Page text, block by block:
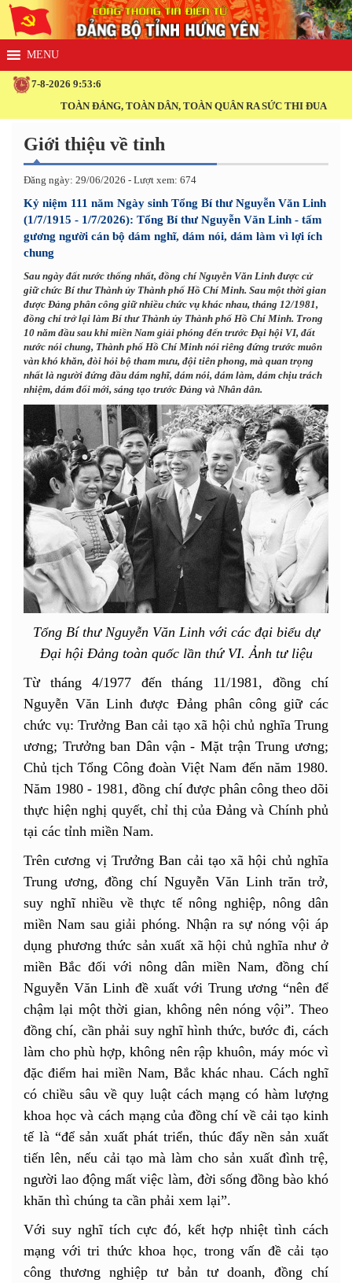
7-8-2026 9:53:7
TOÀN ĐẢNG, TOÀN DÂN, TOÀN QUÂN RA SỨC THI ĐUA THỰC
Giới thiệu về tỉnh
Đăng ngày: 29/06/2026 - Lượt xem: 674
Kỷ niệm 111 năm Ngày sinh Tổng Bí thư Nguyễn Văn Linh
(1/7/1915 - 1/7/2026): Tổng Bí thư Nguyễn Văn Linh - tấm
gương người cán bộ dám nghĩ, dám nói, dám làm vì lợi ích
chung
Sau ngày đất nước thống nhất, đồng chí Nguyễn Văn Linh được cử
giữ chức Bí thư Thành ủy Thành phố Hồ Chí Minh. Sau một thời gian
được Đảng phân công giữ nhiều chức vụ khác nhau, tháng 12/1981,
đồng chí trở lại làm Bí thư Thành ủy Thành phố Hồ Chí Minh. Trong
10 năm đầu sau khi miền Nam giải phóng đến trước Đại hội VI, đất
nước nói chung, Thành phố Hồ Chí Minh nói riêng đứng trước muôn
vàn khó khăn, đòi hỏi bộ tham mưu, đội tiên phong, mà quan trọng
nhất là người đứng đầu dám nghĩ, dám nói, dám làm, dám chịu trách
nhiệm, dám đổi mới, sáng tạo trước Đảng và Nhân dân.
Tổng Bí thư Nguyễn Văn Linh với các đại biểu dự
Đại hội Đảng toàn quốc lần thứ VI. Ảnh tư liệu
Từ tháng 4/1977 đến tháng 11/1981, đồng chí
Nguyễn Văn Linh được Đảng phân công giữ các
chức vụ: Trưởng Ban cải tạo xã hội chủ nghĩa Trung
ương; Trưởng ban Dân vận - Mặt trận Trung ương;
Chủ tịch Tổng Công đoàn Việt Nam đến năm 1980.
Năm 1980 - 1981, đồng chí được phân công theo dõi
thực hiện nghị quyết, chỉ thị của Đảng và Chính phủ
tại các tỉnh miền Nam.
Trên cương vị Trưởng Ban cải tạo xã hội chủ nghĩa
Trung ương, đồng chí Nguyễn Văn Linh trăn trở,
suy nghĩ nhiều về thực tế nông nghiệp, nông dân
miền Nam sau giải phóng. Nhận ra sự nóng vội áp
dụng phương thức sản xuất xã hội chủ nghĩa như ở
miền Bắc đối với nông dân miền Nam, đồng chí
Nguyễn Văn Linh đề xuất với Trung ương “nên để
chậm lại một thời gian, không nên nóng vội”. Theo
đồng chí, cần phải suy nghĩ hình thức, bước đi, cách
làm cho phù hợp, không nên rập khuôn, máy móc vì
đặc điểm hai miền Nam, Bắc khác nhau. Cách nghĩ
có chiều sâu về quy luật cách mạng có hàm lượng
khoa học và cách mạng của đồng chí về cải tạo kinh
tế là “để sản xuất phát triển, thúc đẩy nền sản xuất
tiến lên, nếu cải tạo mà làm cho sản xuất đình trệ,
người lao động mất việc làm, đời sống đồng bào khó
khăn thì chúng ta cần phải xem lại”.
Với suy nghĩ tích cực đó, kết hợp nhiệt tình cách
mạng với tri thức khoa học, trong vấn đề cải tạo
công thương nghiệp tư bản tư doanh, đồng chí